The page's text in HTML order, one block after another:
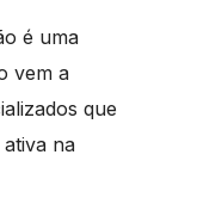
é uma
vem a
que
na